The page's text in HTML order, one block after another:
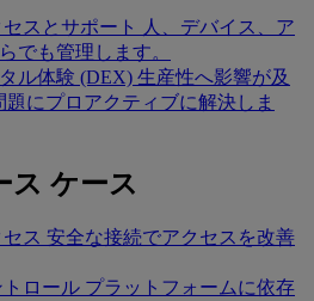
スとサポート
人、デバイス、ア
でも管理します。
ル体験 (DEX) 生産性へ影響が及
にプロアクティブに解決しま
ス ケース
ス 安全な接続でアクセスを改善
トロール プラットフォームに依存